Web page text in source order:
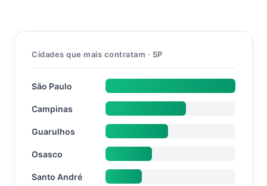
Cidades que mais contratam · SP
São Paulo
Campinas
Guarulhos
Osasco
Santo André